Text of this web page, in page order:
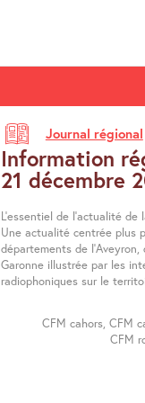
Journal régional
Information
21 décembre
L’essentiel de l’actualité
Une actualité centrée plus
départements de
Garonne illustrée par les
radiophoniques sur le
CFM cahors, CFM
CFM